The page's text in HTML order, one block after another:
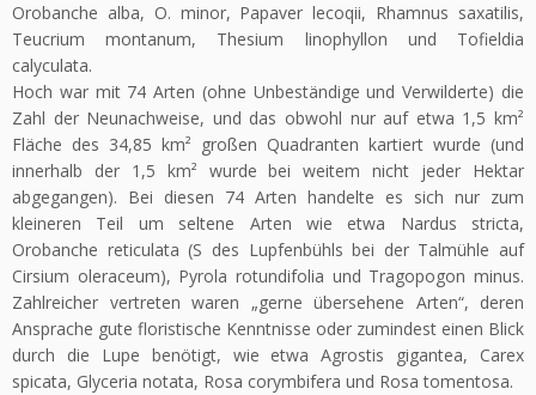
Orobanche alba, O. minor, Papaver lecoqii, Rhamnus saxatilis,
Teucrium montanum, Thesium linophyllon und Tofieldia
calyculata.
Hoch war mit 74 Arten (ohne Unbeständige und Verwilderte) die
Zahl der Neunachweise, und das obwohl nur auf etwa 1,5 km²
Fläche des 34,85 km² großen Quadranten kartiert wurde (und
innerhalb der 1,5 km² wurde bei weitem nicht jeder Hektar
abgegangen). Bei diesen 74 Arten handelte es sich nur zum
kleineren Teil um seltene Arten wie etwa Nardus stricta,
Orobanche reticulata (S des Lupfenbühls bei der Talmühle auf
Cirsium oleraceum), Pyrola rotundifolia und Tragopogon minus.
Zahlreicher vertreten waren „gerne übersehene Arten“, deren
Ansprache gute floristische Kenntnisse oder zumindest einen Blick
durch die Lupe benötigt, wie etwa Agrostis gigantea, Carex
spicata, Glyceria notata, Rosa corymbifera und Rosa tomentosa.